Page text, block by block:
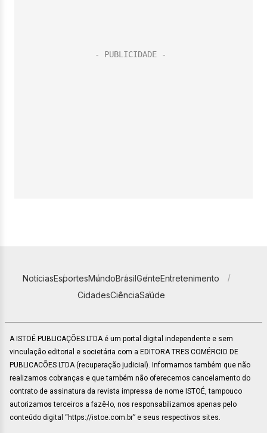
NotíciasEsportesMundoBrasilGenteEntretenimento
CidadesCiênciaSaúde
A ISTOÉ PUBLICAÇÕES LTDA é um portal digital independente e sem
vinculação editorial e societária com a EDITORA TRES COMÉRCIO DE
PUBLICACÕES LTDA (recuperação judicial). Informamos também que não
realizamos cobranças e que também não oferecemos cancelamento do
contrato de assinatura da revista impressa de nome ISTOÉ, tampouco
autorizamos terceiros a fazê-lo, nos responsabilizamos apenas pelo
conteúdo digital “https://istoe.com.br” e seus respectivos sites.